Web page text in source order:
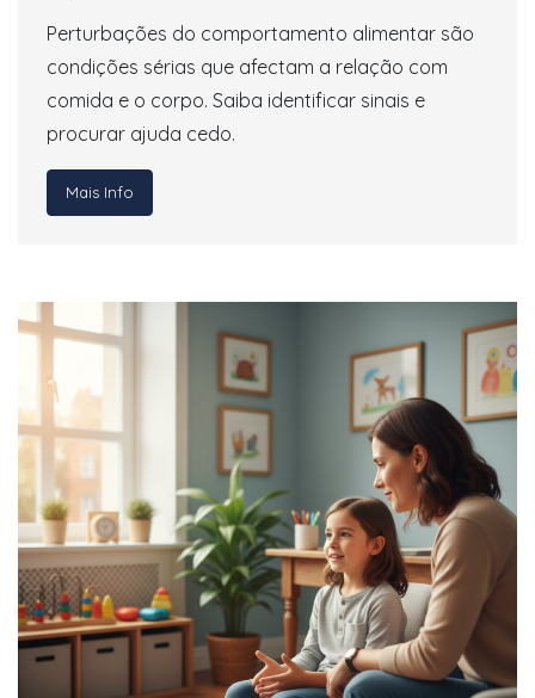
Perturbações do comportamento alimentar são
condições sérias que afectam a relação com
comida e o corpo. Saiba identificar sinais e
procurar ajuda cedo.
Mais Info